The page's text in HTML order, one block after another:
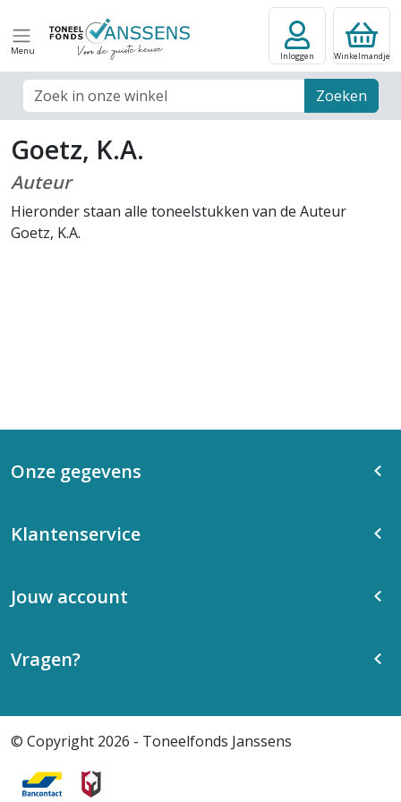
Menu
Zoek veld Zoeken
Inloggen Winkelmandje
Goetz, K.A.
Auteur
Hieronder staan alle toneelstukken van de Auteur
Goetz, K.A.
Onze gegevens
Klantenservice
Jouw account
Vragen?
© Copyright 2026 - Toneelfonds Janssens